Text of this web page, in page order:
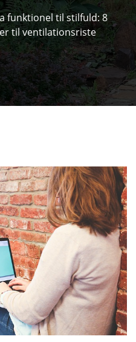
funktionel til stilfuld: 8
til ventilationsriste